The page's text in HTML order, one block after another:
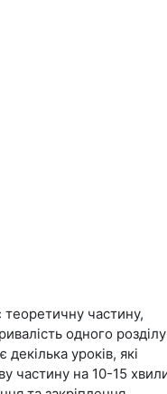
теоретичну частину,
одного розділу
уроків, які
частину на 10-15